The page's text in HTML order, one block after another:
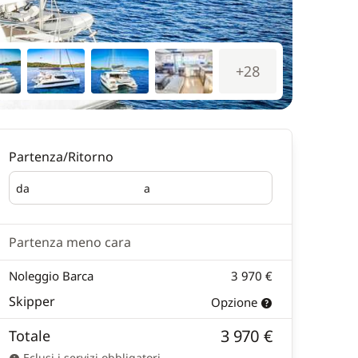
+28
Partenza/Ritorno
da
Partenza a
Ritorno
Partenza meno cara
Noleggio Barca 3 970 €
Skipper Opzione
Totale 3 970 €